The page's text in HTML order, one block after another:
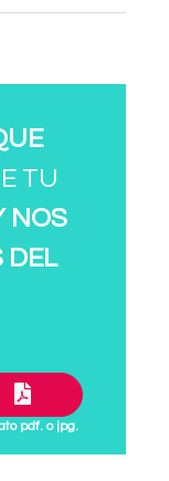
TU
NOS
DEL
pdf. o jpg.